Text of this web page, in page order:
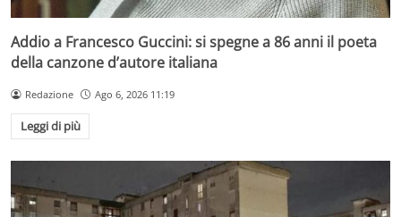
Addio a Francesco Guccini: si spegne a 86 anni il poeta
della canzone d’autore italiana
Redazione Ago 6, 2026 11:19
Leggi di più